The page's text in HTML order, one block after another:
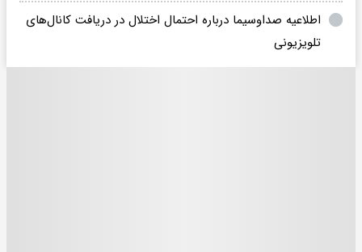
اطلاعیه صداوسیما درباره احتمال اختلال در دریافت کانال‌های
تلویزیونی